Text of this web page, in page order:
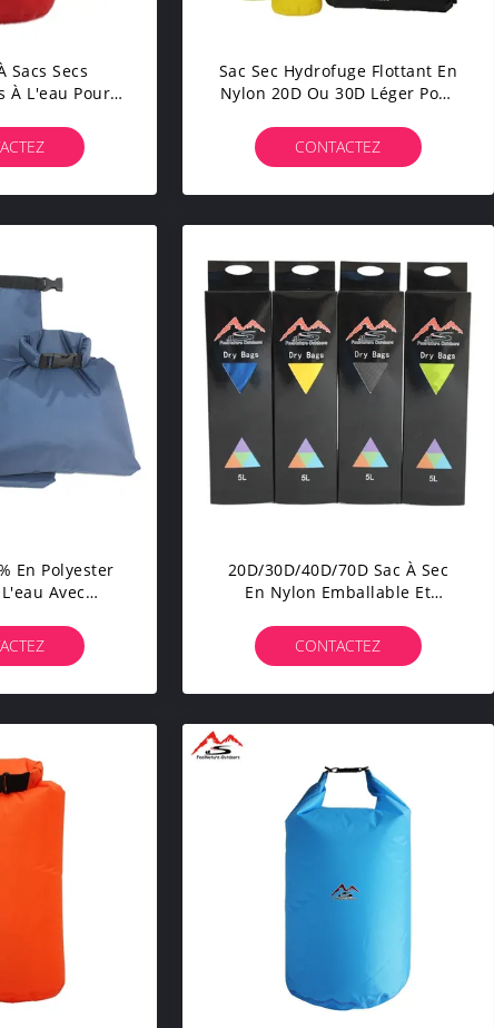
Sacs Secs
À L'eau Pour
De
Sac Sec Hydrofuge Flottant En
Nylon 20D Ou 30D Léger Pour
Plein Air
CONTACTEZ
En Polyester
Avec
bleu/violet
20D/30D/40D/70D Sac À Sec
En Nylon Emballable Et
CONTACTEZ